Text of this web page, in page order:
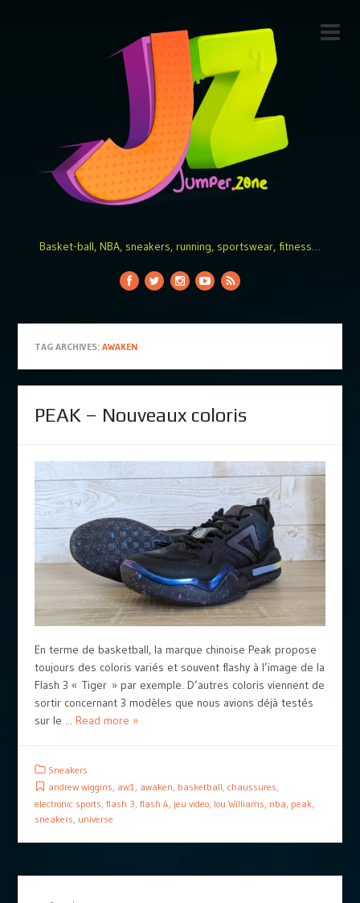
Basket-ball, NBA, sneakers, running, sportswear, fitness…
TAG ARCHIVES: AWAKEN
PEAK – Nouveaux coloris
En terme de basketball, la marque chinoise Peak propose
toujours des coloris variés et souvent flashy à l’image de la
Flash 3 « Tiger » par exemple. D’autres coloris viennent de
sortir concernant 3 modèles que nous avions déjà testés
sur le ... Read more »
Sneakers
andrew wiggins, aw1, awaken, basketball, chaussures,
electronic sports, flash 3, flash 4, jeu video, lou Williams, nba, peak,
sneakers, universe